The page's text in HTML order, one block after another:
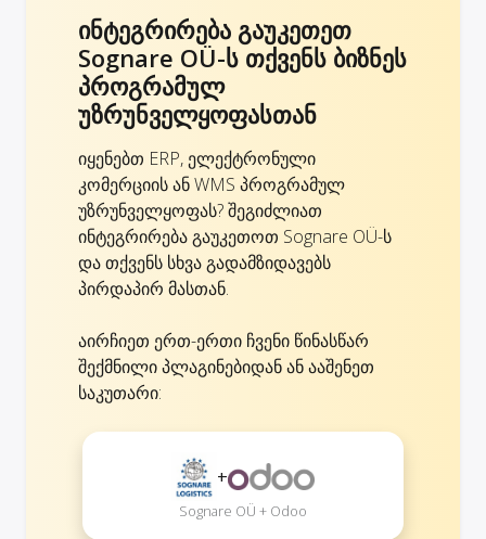
ინტეგრირება გაუკეთეთ
Sognare OÜ-ს თქვენს ბიზნეს
პროგრამულ
უზრუნველყოფასთან
იყენებთ ERP, ელექტრონული
კომერციის ან WMS პროგრამულ
უზრუნველყოფას? შეგიძლიათ
ინტეგრირება გაუკეთოთ Sognare OÜ-ს
და თქვენს სხვა გადამზიდავებს
პირდაპირ მასთან.
აირჩიეთ ერთ-ერთი ჩვენი წინასწარ
შექმნილი პლაგინებიდან ან ააშენეთ
საკუთარი:
+
Sognare OÜ + Odoo